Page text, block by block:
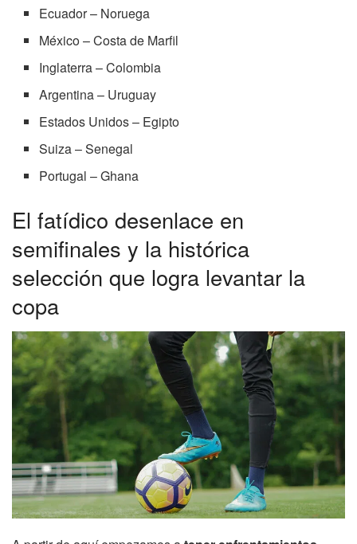
Ecuador – Noruega
México – Costa de Marfil
Inglaterra – Colombia
Argentina – Uruguay
Estados Unidos – Egipto
Suiza – Senegal
Portugal – Ghana
El fatídico desenlace en
semifinales y la histórica
selección que logra levantar la
copa